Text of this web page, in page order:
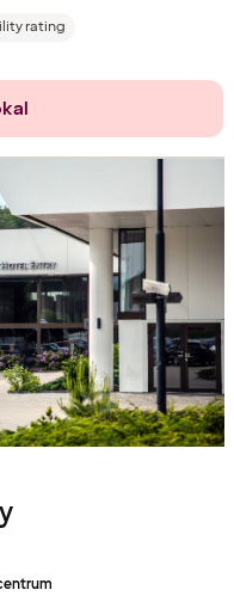
rating